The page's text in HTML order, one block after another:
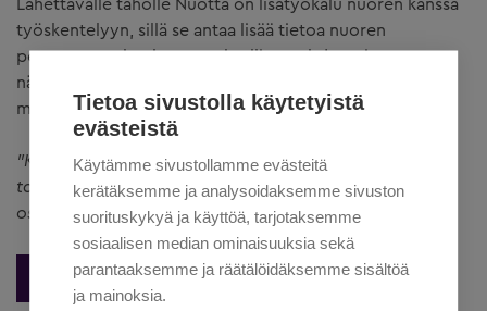
Tietoa sivustolla käytetyistä
evästeistä
Käytämme sivustollamme evästeitä
kerätäksemme ja analysoidaksemme sivuston
suorituskykyä ja käyttöä, tarjotaksemme
sosiaalisen median ominaisuuksia sekä
parantaaksemme ja räätälöidäksemme sisältöä
ja mainoksia.
Lähettävälle taholle Nuotta on lisätyökalu nuoren kanssa
työskentelyyn, sillä se antaa lisää tietoa nuoren
persoonasta, luo luottamuksellista suhdetta ja auttaa
näkemään laajemmin nuoren voimavarat ja
mahdollisuudet.
"Kiitos ohjaajat! Luotte rennon fiiliksen nuottaan, ja se
tarttuu meihin muihinkin." - Nuotta-valmennuksen
osallistuja
VIDEO: MITÄ NUOTTA-VALMENNUS ON?